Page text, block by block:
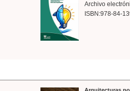
Archivo
ISBN:978-84-